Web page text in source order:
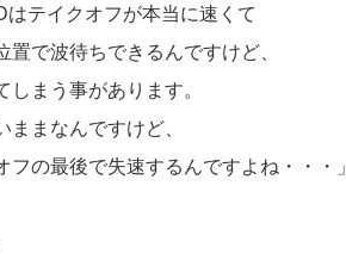
はテイクオフが本当に速くて
で波待ちできるんですけど、
まう事があります。
まなんですけど、
の最後で失速するんですよね・・・」